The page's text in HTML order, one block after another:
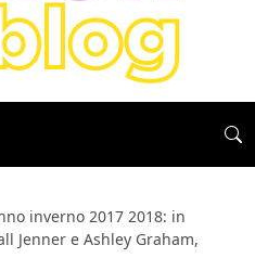
inverno 2017 2018: in
Jenner e Ashley Graham,